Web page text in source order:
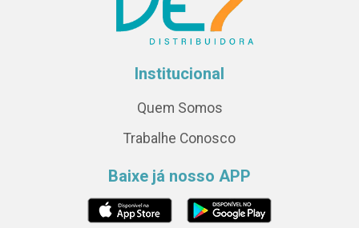
Institucional
Quem Somos
Trabalhe Conosco
Baixe já nosso APP